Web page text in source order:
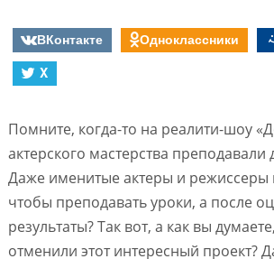
ВКонтакте Одноклассники
X
Помните, когда-то на реалити-шоу
актерского мастерства преподавали
Даже именитые актеры и режиссеры
чтобы преподавать уроки, а после
результаты? Так вот, а как вы
отменили этот интересный проект?